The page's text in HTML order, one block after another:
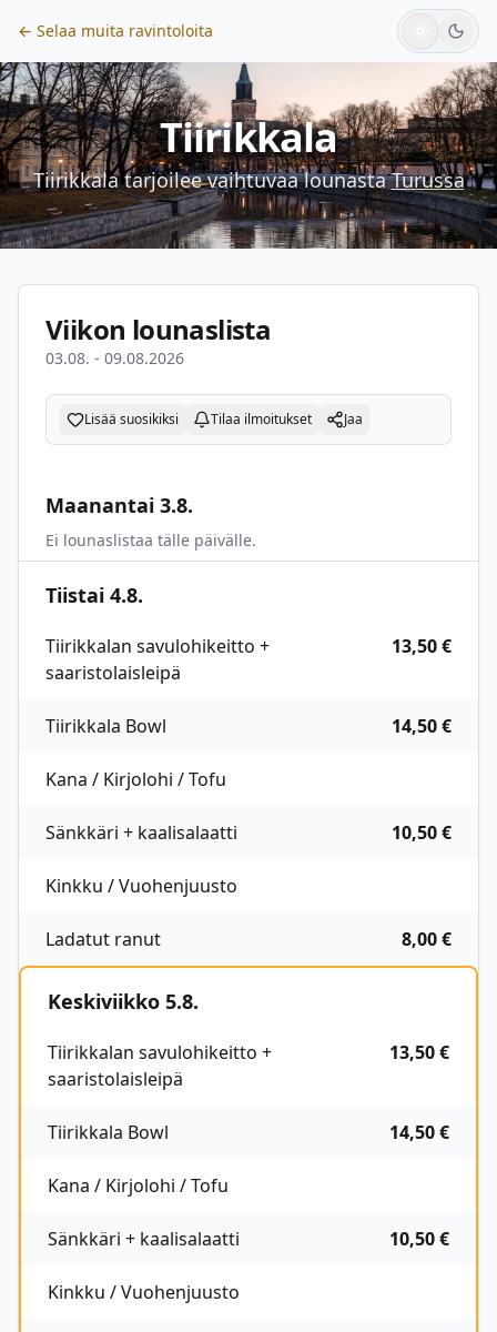
← Selaa muita ravintoloita
Tiirikkala
Tiirikkalatarjoilee vaihtuvaa lounasta Turussa
Viikon lounaslista
03.08. - 09.08.2026
Lisää suosikiksi Tilaa ilmoitukset Jaa
Maanantai 3.8.
Ei lounaslistaa tälle päivälle.
Tiistai 4.8.
Tiirikkalan savulohikeitto +
saaristolaisleipä
13,50 €
Tiirikkala Bowl 14,50 €
Kana / Kirjolohi / Tofu
Sänkkäri + kaalisalaatti 10,50 €
Kinkku / Vuohenjuusto
Ladatut ranut 8,00 €
Keskiviikko 5.8.
Tiirikkalan savulohikeitto +
saaristolaisleipä
13,50 €
Tiirikkala Bowl 14,50 €
Kana / Kirjolohi / Tofu
Sänkkäri + kaalisalaatti 10,50 €
Kinkku / Vuohenjuusto